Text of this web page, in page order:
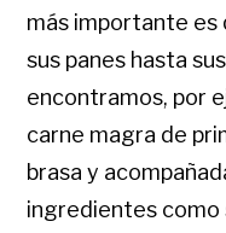
más importante es
sus panes hasta
encontramos, por
carne magra de
brasa y
ingredientes como